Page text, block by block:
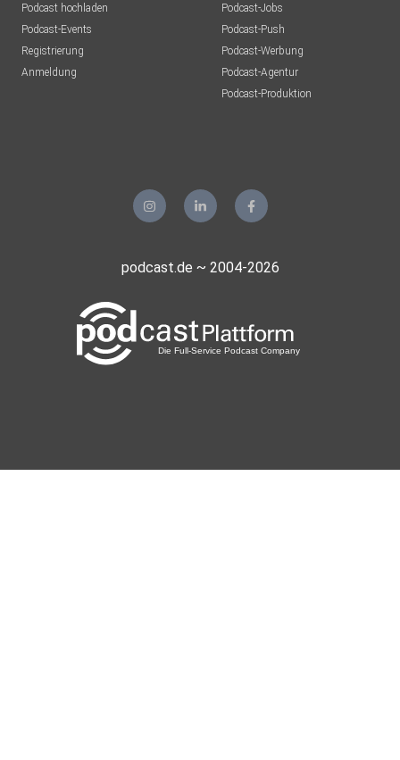
Podcast hochladen
Podcast-Events
Registrierung
Anmeldung
Podcast-Jobs
Podcast-Push
Podcast-Werbung
Podcast-Agentur
Podcast-Produktion
podcast.de ~ 2004-2026